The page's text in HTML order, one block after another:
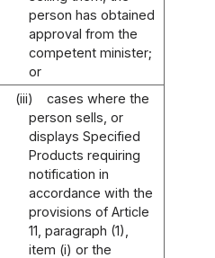
person has obtained
approval from the
competent minister;
or
(iii)
cases where the
person sells, or
displays Specified
Products requiring
notification in
accordance with the
provisions of Article
11, paragraph (1),
item (i) or the